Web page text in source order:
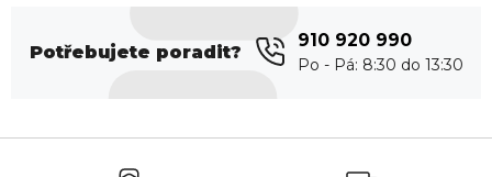
Potřebujete poradit?
910 920 990